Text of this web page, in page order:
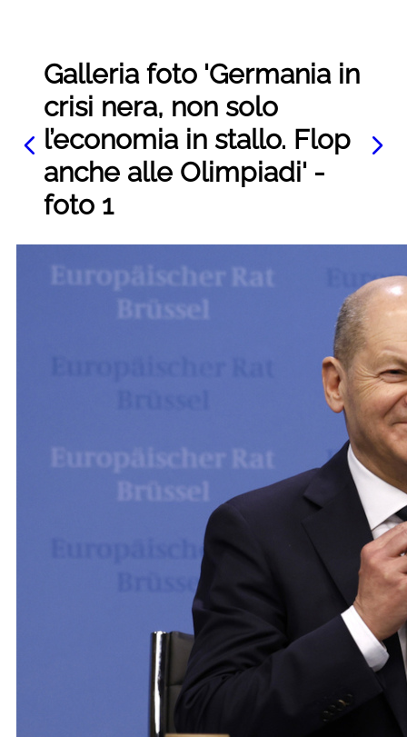
Galleria foto 'Germania in
crisi nera, non solo
l’economia in stallo. Flop
anche alle Olimpiadi' -
foto 1